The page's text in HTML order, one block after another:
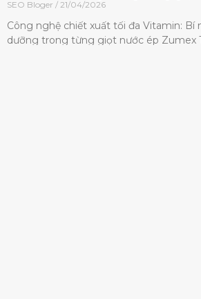
SEO Bloger 21/04/2026
Công nghệ chiết xuất tối đa Vitamin: Bí
dưỡng trong từng giọt nước ép Zumex